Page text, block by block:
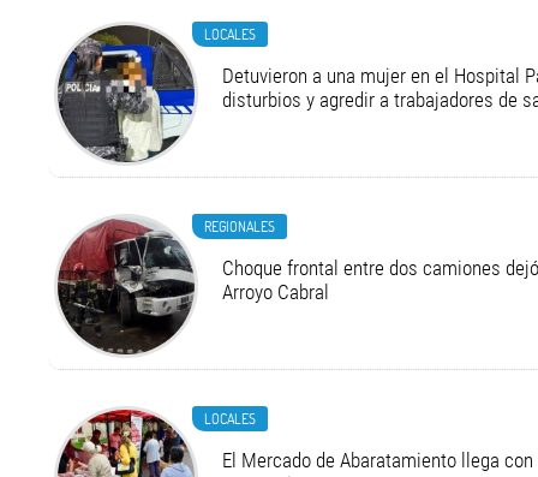
LOCALES
Detuvieron a una mujer en el Hospital
disturbios y agredir a trabajadores de
REGIONALES
Choque frontal entre dos camiones
Arroyo Cabral
LOCALES
El Mercado de Abaratamiento llega